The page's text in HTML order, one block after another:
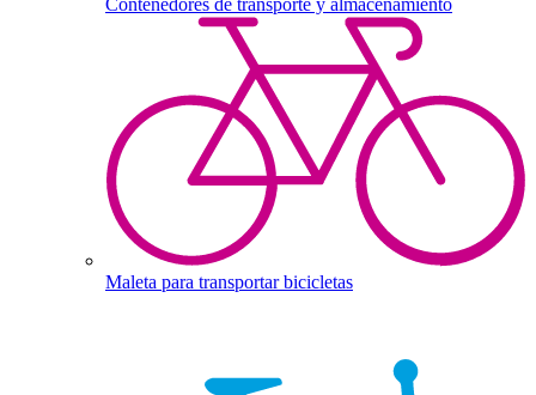
Contenedores de transporte y almacenamiento
Maleta para transportar bicicletas